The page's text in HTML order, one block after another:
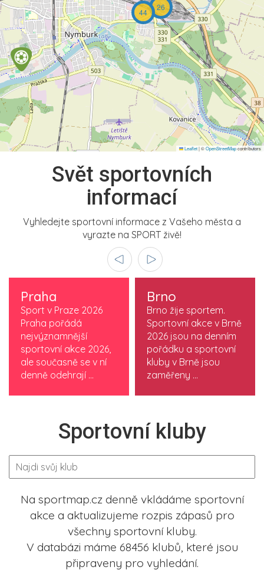
26
44
Leaflet|©OpenStreetMapcontributors
Svět sportovních
informací
Vyhledejte sportovní informace z Vašeho města a
vyrazte na SPORT živě!
Praha
Sport v Praze 2026
Praha pořádá
nejvýznamnější
sportovní akce 2026,
ale současně se v ní
denně odehrají ...
Brno
Brno žije sportem.
Sportovní akce v Brně
2026 jsou na denním
pořádku a sportovní
kluby v Brně jsou
zaměřeny ...
Sportovní kluby
Na sportmap.cz denně vkládáme sportovní
akce a aktualizujeme rozpis zápasů pro
všechny sportovní kluby.
V databázi máme 68456 klubů, které jsou
připraveny pro vyhledání.